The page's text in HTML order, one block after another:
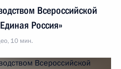
Всероссийской
Россия»
10 мин.